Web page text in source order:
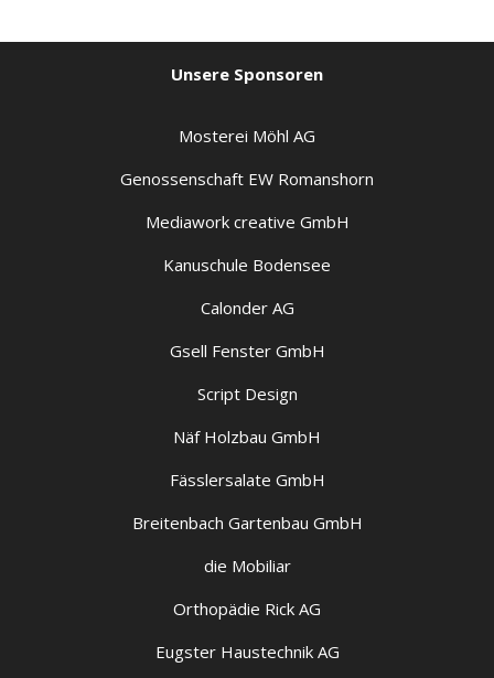
Unsere Sponsoren
Mosterei Möhl AG
Genossenschaft EW Romanshorn
Mediawork creative GmbH
Kanuschule Bodensee
Calonder AG
Gsell Fenster GmbH
Script Design
Näf Holzbau GmbH
Fässlersalate GmbH
Breitenbach Gartenbau GmbH
die Mobiliar
Orthopädie Rick AG
Eugster Haustechnik AG